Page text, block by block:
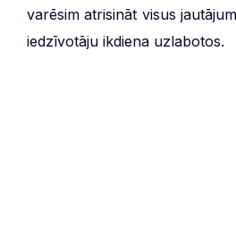
varēsim atrisināt visus
iedzīvotāju ikdiena uzlabotos.